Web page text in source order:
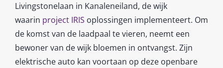
Livingstonelaan in Kanaleneiland, de wijk
waarin project IRIS oplossingen implementeert. Om
de komst van de laadpaal te vieren, neemt een
bewoner van de wijk bloemen in ontvangst. Zijn
elektrische auto kan voortaan op deze openbare